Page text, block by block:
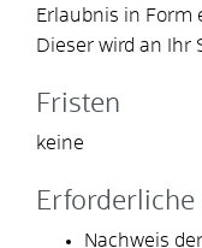
Erlaubnis in Form
Dieser wird an Ihr
Fristen
keine
Erforderliche
Nachweis